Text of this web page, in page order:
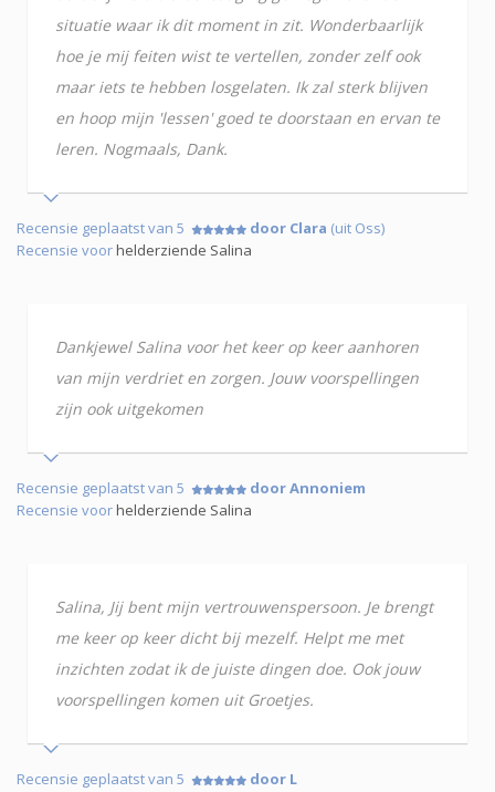
situatie waar ik dit moment in zit. Wonderbaarlijk
hoe je mij feiten wist te vertellen, zonder zelf ook
maar iets te hebben losgelaten. Ik zal sterk blijven
en hoop mijn 'lessen' goed te doorstaan en ervan te
leren. Nogmaals, Dank.
Recensie geplaatst van 5 door Clara (uit Oss)
Recensie voorhelderziende Salina
Dankjewel Salina voor het keer op keer aanhoren
van mijn verdriet en zorgen. Jouw voorspellingen
zijn ook uitgekomen
Recensie geplaatst van 5
door Annoniem
Recensie voorhelderziende Salina
Salina, Jij bent mijn vertrouwenspersoon. Je brengt
me keer op keer dicht bij mezelf. Helpt me met
inzichten zodat ik de juiste dingen doe. Ook jouw
voorspellingen komen uit Groetjes.
Recensie geplaatst van 5
door L